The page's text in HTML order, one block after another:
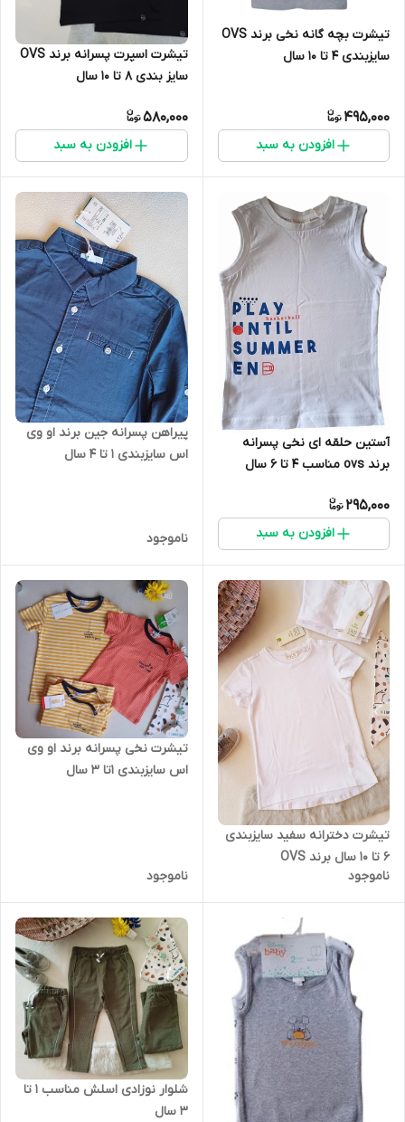
تیشرت بچه گانه نخی برند OVS
سایزبندی 4 تا 10 سال
495,000
افزودن به سبد
تیشرت اسپرت پسرانه برند OVS
سایز بندی ۸ تا ۱۰ سال
580,000
افزودن به سبد
آستین حلقه ای نخی پسرانه
برند ovs مناسب 4 تا 6 سال
295,000
افزودن به سبد
پیراهن پسرانه جین برند او وی
اس سایزبندی 1 تا 4 سال
ناموجود
تیشرت دخترانه سفید سایزبندی
6 تا 10 سال برند OVS
ناموجود
تیشرت نخی پسرانه برند او وی
اس سایزبندی 1تا 3 سال
ناموجود
شلوار نوزادی اسلش مناسب 1 تا
3 سال